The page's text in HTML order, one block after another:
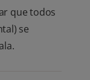
que todos
se